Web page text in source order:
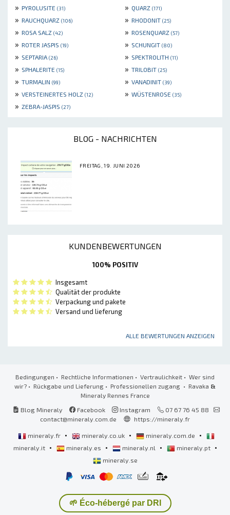
» PYROLUSITE (31) » QUARZ (171)
» RAUCHQUARZ (106) » RHODONIT (25)
» ROSA SALZ (42) » ROSENQUARZ (57)
» ROTER JASPIS (19) » SCHUNGIT (80)
» SEPTARIA (26) » SPEKTROLITH (11)
» SPHALERITE (15) » TRILOBIT (25)
» TURMALIN (99) » VANADINIT (39)
» VERSTEINERTES HOLZ (12) » WÜSTENROSE (35)
» ZEBRA-JASPIS (27)
BLOG - NACHRICHTEN
FREITAG, 19. JUNI 2026
KUNDENBEWERTUNGEN
100% POSITIV
Insgesamt
Qualität der produkte
Verpackung und pakete
Versand und lieferung
ALLE BEWERTUNGEN ANZEIGEN
Bedingungen • Rechtliche Informationen • Vertraulichkeit • Wer sind
wir? • Rückgabe und Lieferung • Professionellen zugang • Ravaka &
Mineraly Rennes France
Blog Mineraly
Facebook Instagram
07 67 76 45 88
contact@mineraly.com.de
https://mineraly.fr
mineraly.fr • mineraly.co.uk • mineraly.com.de •
mineraly.it • mineraly.es • mineraly.nl • mineraly.pt •
mineraly.se
🌱 Éco-hébergé par DRI